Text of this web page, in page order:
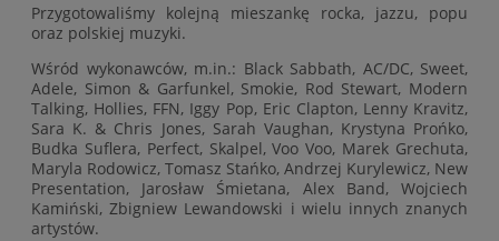
Przygotowaliśmy kolejną mieszankę rocka, jazzu, popu
oraz polskiej muzyki.
Wśród wykonawców, m.in.: Black Sabbath, AC/DC, Sweet,
Adele, Simon & Garfunkel, Smokie, Rod Stewart, Modern
Talking, Hollies, FFN, Iggy Pop, Eric Clapton, Lenny Kravitz,
Sara K. & Chris Jones, Sarah Vaughan, Krystyna Prońko,
Budka Suflera, Perfect, Skalpel, Voo Voo, Marek Grechuta,
Maryla Rodowicz, Tomasz Stańko, Andrzej Kurylewicz, New
Presentation, Jarosław Śmietana, Alex Band, Wojciech
Kamiński, Zbigniew Lewandowski i wielu innych znanych
artystów.